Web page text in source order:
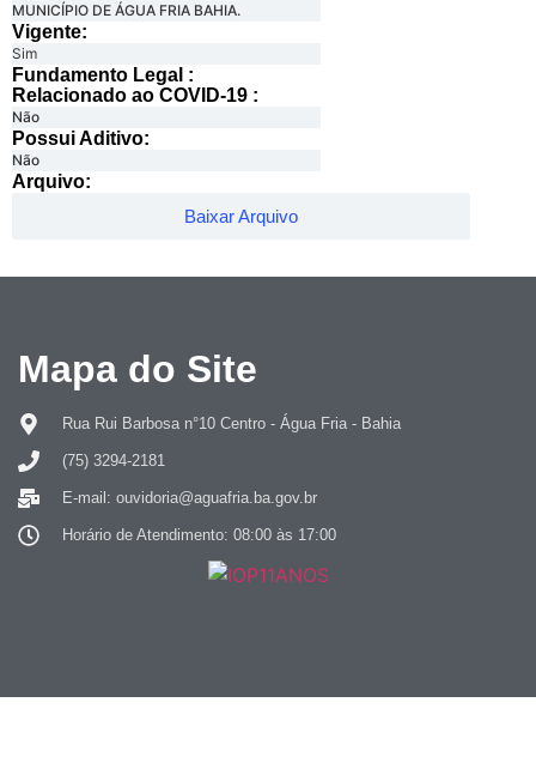
MUNICÍPIO DE ÁGUA FRIA BAHIA.
Vigente:
Sim
Fundamento Legal :​
Relacionado ao COVID-19 :​
Não
Possui Aditivo:​
Não
Arquivo:
Baixar Arquivo
Mapa do Site
Rua Rui Barbosa n°10 Centro - Água Fria - Bahia
(75) 3294-2181
E-mail: ouvidoria@aguafria.ba.gov.br
Horário de Atendimento: 08:00 às 17:00